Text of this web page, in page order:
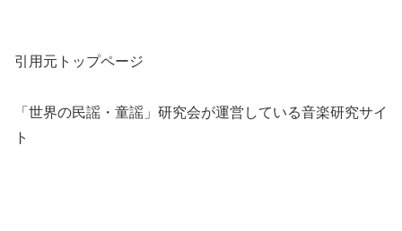
引用元トップページ
「世界の民謡・童謡」研究会が運営している音楽研究サイ
ト